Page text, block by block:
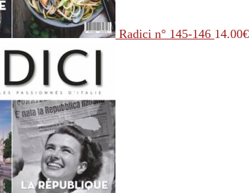
Radici n° 145-146 14.00€